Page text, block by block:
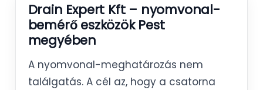
Drain Expert Kft – nyomvonal-
bemérő eszközök Pest
megyében
A nyomvonal-meghatározás nem
találgatás. A cél az, hogy a csatorna